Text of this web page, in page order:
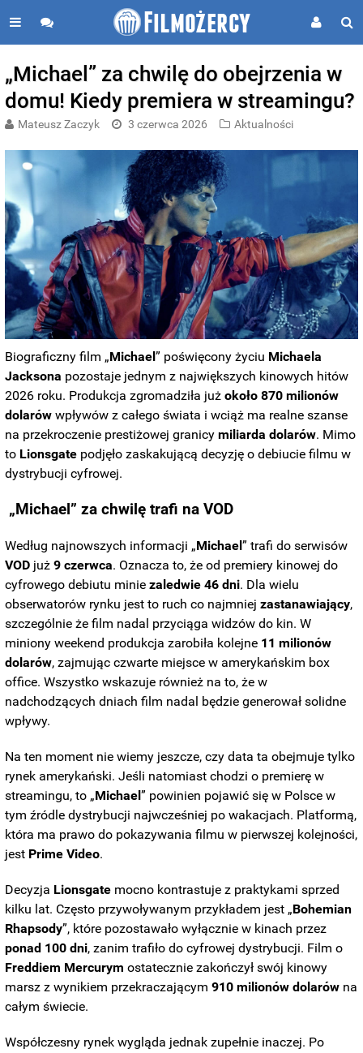
„Michael” za chwilę do obejrzenia w
domu! Kiedy premiera w streamingu?
Mateusz Zaczyk 3 czerwca 2026 Aktualności
Biograficzny film „Michael” poświęcony życiu Michaela
Jacksona pozostaje jednym z największych kinowych hitów
2026 roku. Produkcja zgromadziła jużokoło 870 milionów
dolarów wpływów z całego świata i wciąż ma realne szanse
na przekroczenie prestiżowej granicymiliarda dolarów. Mimo
to Lionsgate podjęło zaskakującą decyzję o debiucie filmu w
dystrybucji cyfrowej.
„Michael” za chwilę trafi na VOD
Według najnowszych informacji „Michael” trafi do serwisów
VOD już9 czerwca. Oznacza to, że od premiery kinowej do
cyfrowego debiutu miniezaledwie 46 dni. Dla wielu
obserwatorów rynku jest to ruch co najmniejzastanawiający,
szczególnie że film nadal przyciąga widzów do kin. W
miniony weekend produkcja zarobiła kolejne 11 milionów
dolarów, zajmując czwarte miejsce w amerykańskim box
office. Wszystko wskazuje również na to, że w
nadchodzących dniach film nadal będzie generował solidne
wpływy.
Na ten moment nie wiemy jeszcze, czy data ta obejmuje tylko
rynek amerykański. Jeśli natomiast chodzi o premierę w
streamingu, to „Michael” powinien pojawić się w Polsce w
tym źródle dystrybucji najwcześniej po wakacjach. Platformą,
która ma prawo do pokazywania filmu w pierwszej kolejności,
jest Prime Video.
Decyzja Lionsgate mocno kontrastuje z praktykami sprzed
kilku lat. Często przywoływanym przykładem jest „Bohemian
Rhapsody”, które pozostawało wyłącznie w kinach przez
ponad 100 dni, zanim trafiło do cyfrowej dystrybucji. Film o
Freddiem Mercurym ostatecznie zakończył swój kinowy
marsz z wynikiem przekraczającym910 milionów dolarów na
całym świecie.
Współczesny rynek wygląda jednak zupełnie inaczej. Po